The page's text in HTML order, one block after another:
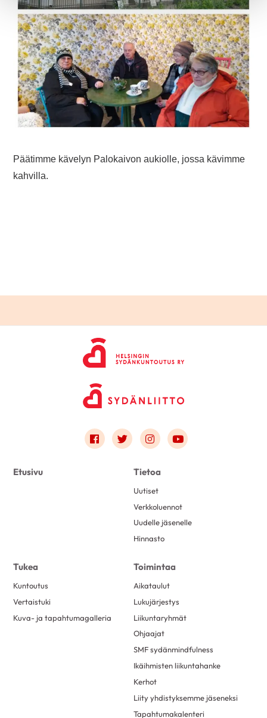
Päätimme kävelyn Palokaivon aukiolle, jossa kävimme
kahvilla.
Link to facebook
Link to twitter
Link to instagram
Link to youtube
Etusivu Tietoa
Uutiset
Verkkoluennot
Uudelle jäsenelle
Hinnasto
Tukea
Kuntoutus
Vertaistuki
Kuva- ja tapahtumagalleria
Toimintaa
Aikataulut
Lukujärjestys
Liikuntaryhmät
Ohjaajat
SMF sydänmindfulness
Ikäihmisten liikuntahanke
Kerhot
Liity yhdistyksemme jäseneksi
Tapahtumakalenteri